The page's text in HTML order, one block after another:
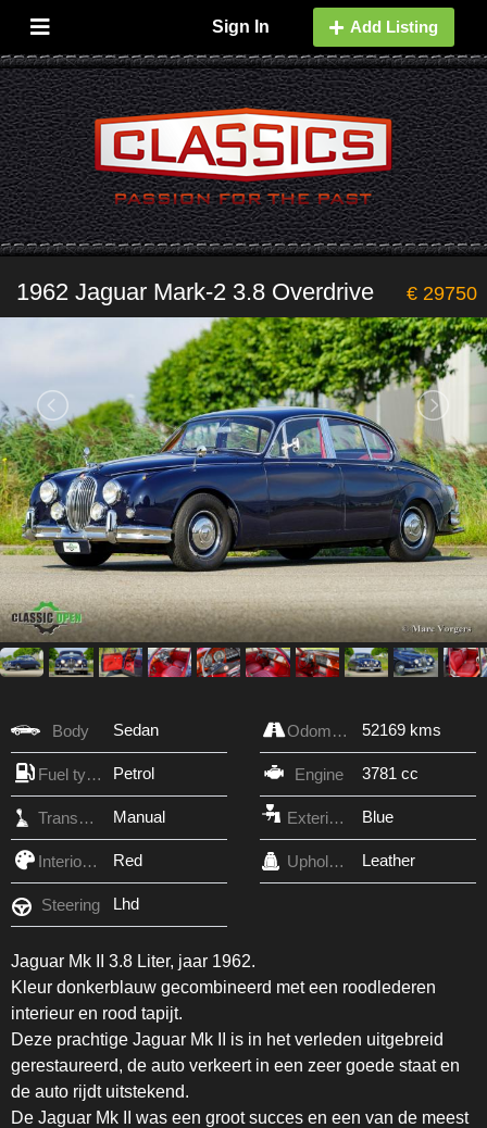
Sign In Add Listing
1962 Jaguar Mark-2 3.8 Overdrive € 29750
Body Sedan Odometer 52169 kms
Fuel type Petrol Engine 3781 cc
Transmission Manual Exterior Color Blue
Interior Color Red Upholstery Leather
Steering Lhd
Jaguar Mk II 3.8 Liter, jaar 1962.
Kleur donkerblauw gecombineerd met een roodlederen
interieur en rood tapijt.
Deze prachtige Jaguar Mk II is in het verleden uitgebreid
gerestaureerd, de auto verkeert in een zeer goede staat en
de auto rijdt uitstekend.
De Jaguar Mk II was een groot succes en een van de meest